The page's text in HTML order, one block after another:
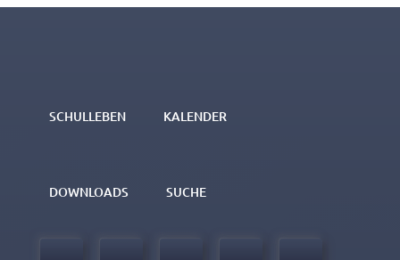
SCHULLEBEN KALENDER
DOWNLOADS SUCHE